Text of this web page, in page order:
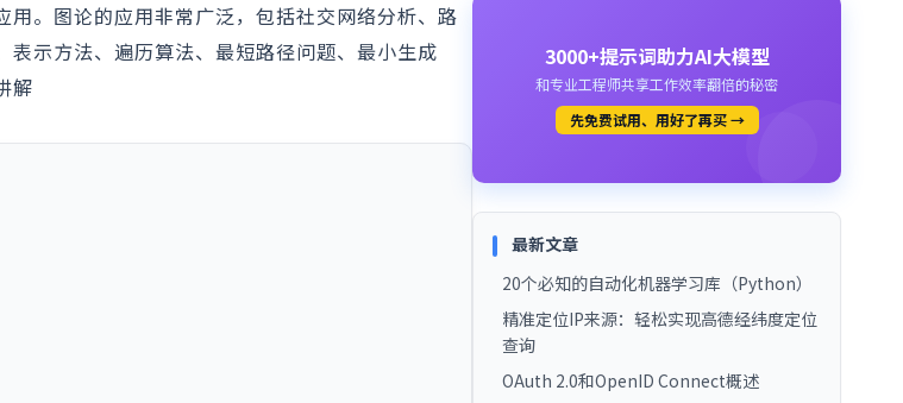
。图论的应用非常广泛，包括社交网络分析、路
示方法、遍历算法、最短路径问题、最小生成
解
3000+提示词助力AI大模型
和专业工程师共享工作效率翻倍的秘密
先免费试用、用好了再买 →
最新文章
20个必知的自动化机器学习库（Python）
精准定位IP来源：轻松实现高德经纬度定位
查询
OAuth 2.0和OpenID Connect概述